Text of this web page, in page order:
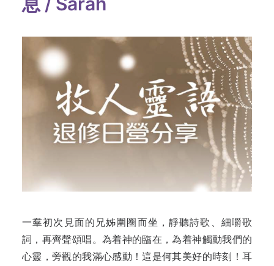
一羣初次見面的兄姊圍圈而坐，靜聽詩歌、細嚼歌
詞，再齊聲頌唱。為着神的臨在，為着神觸動我們的
心靈，旁觀的我滿心感動！這是何其美好的時刻！耳